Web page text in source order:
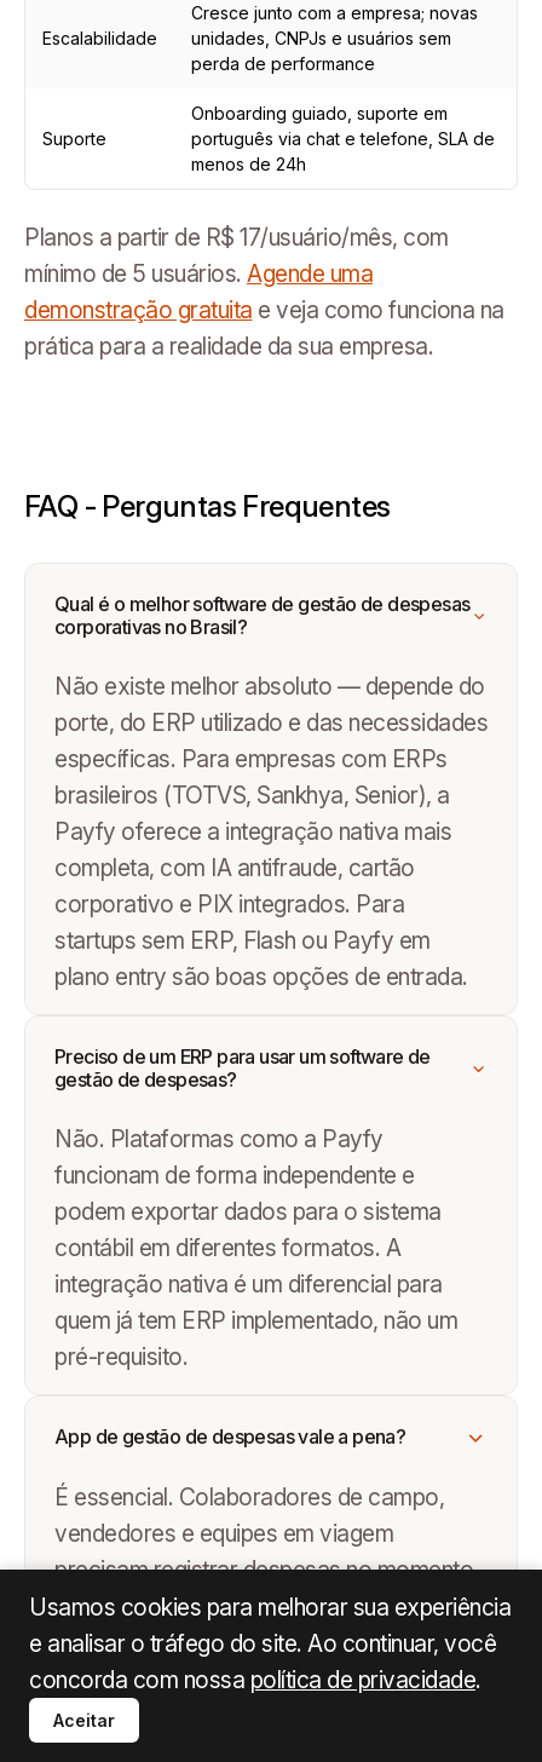
Escalabilidade
Cresce junto com a empresa; novas
unidades, CNPJs e usuários sem
perda de performance
Suporte
Onboarding guiado, suporte em
português via chat e telefone, SLA de
menos de 24h
Planos a partir de R$ 17/usuário/mês, com
mínimo de 5 usuários. Agende uma
demonstração gratuita e veja como funciona na
prática para a realidade da sua empresa.
FAQ - Perguntas Frequentes
Qual é o melhor software de gestão de despesas
corporativas no Brasil?
Não existe melhor absoluto — depende do
porte, do ERP utilizado e das necessidades
específicas. Para empresas com ERPs
brasileiros (TOTVS, Sankhya, Senior), a
Payfy oferece a integração nativa mais
completa, com IA antifraude, cartão
corporativo e PIX integrados. Para
startups sem ERP, Flash ou Payfy em
plano entry são boas opções de entrada.
Preciso de um ERP para usar um software de
gestão de despesas?
Não. Plataformas como a Payfy
funcionam de forma independente e
podem exportar dados para o sistema
contábil em diferentes formatos. A
integração nativa é um diferencial para
quem já tem ERP implementado, não um
pré-requisito.
App de gestão de despesas vale a pena?
É essencial. Colaboradores de campo,
vendedores e equipes em viagem
precisam registrar despesas no momento
da compra. Um app robusto com captura
de comprovante por foto e aprovação em
1 clique aumenta a taxa de adoção e reduz
comprovantes pendentes no fechamento.
Usamos cookies para melhorar sua experiência
e analisar o tráfego do site. Ao continuar, você
concorda com nossa política de privacidade.
Aceitar